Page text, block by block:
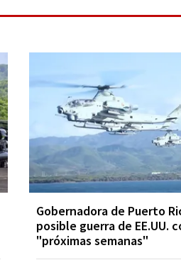
Gobernadora de Puerto
posible guerra de EE.UU.
"próximas semanas"